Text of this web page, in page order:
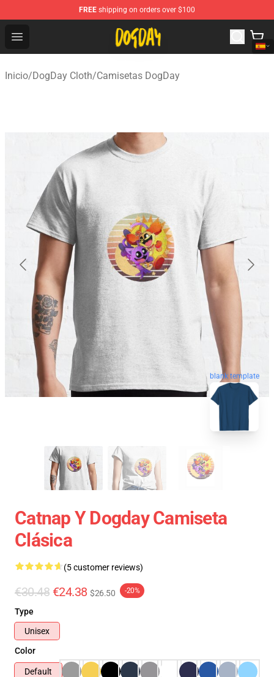
FREE shipping on orders over $100
Open menu
DogDay Store - Official DogDay Merchandise Shop
Inicio/DogDay Cloth/Camisetas DogDay
blank template
Catnap Y Dogday Camiseta
Clásica
(5 customer reviews)
€30.48 €24.38 $26.50 -20%
Type
Unisex
Color
Default